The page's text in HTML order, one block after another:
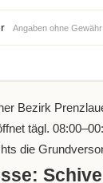
Angaben ohne Gewähr
Bezirk
tägl.
die